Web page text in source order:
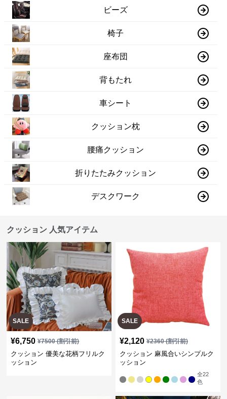
ビーズ
椅子
座布団
背もたれ
車シート
クッション枕
腰痛クッション
折りたたみクッション
デスクワーク
クッション 人気アイテム
SALE
¥6,750 ¥7500(割引前)
クッション 優美な花柄フリルク
ッション
SALE
¥2,120 ¥2360(割引前)
クッション 麻風合いシンプルク
ッション
全22
色